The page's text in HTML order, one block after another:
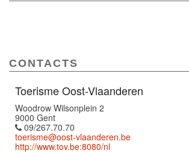
CONTACTS
Toerisme Oost-Vlaanderen
Woodrow Wilsonplein 2
9000 Gent
09/267.70.70
toerisme@oost-vlaanderen.be
http://www.tov.be:8080/nl